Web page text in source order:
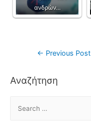
ανδρών…
← Previous Post
Αναζήτηση